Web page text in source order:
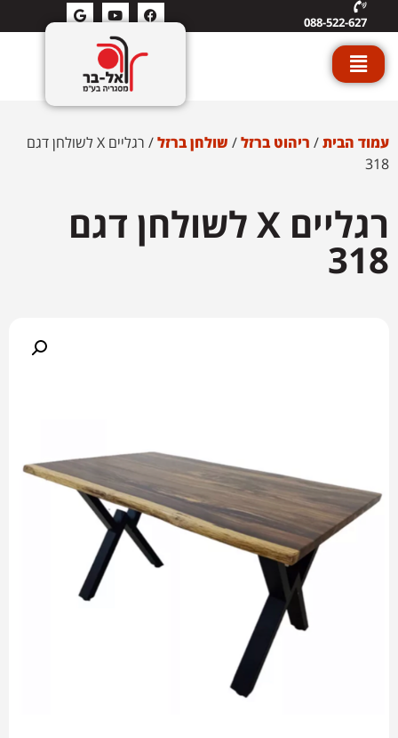
088-522-627
עמוד הבית/ ריהוט ברזל/ שולחן ברזל
/ רגליים X לשולחן דגם
318
רגליים X לשולחן דגם
318